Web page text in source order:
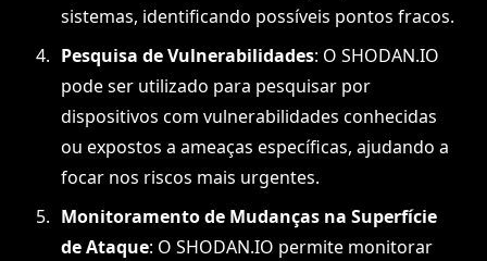
sistemas, identificando possíveis pontos fracos.
Pesquisa de Vulnerabilidades: O SHODAN.IO
pode ser utilizado para pesquisar por
dispositivos com vulnerabilidades conhecidas
ou expostos a ameaças específicas, ajudando a
focar nos riscos mais urgentes.
Monitoramento de Mudanças na Superfície
de Ataque: O SHODAN.IO permite monitorar